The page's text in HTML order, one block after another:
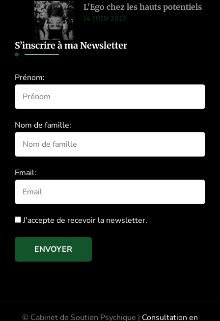
L’Ego chez les hauts potentiels
14 JUIN 2023
S’inscrire à ma Newsletter
Prénom:
Nom de famille:
Email:
J'accepte de recevoir la newsletter.
ENVOYER
© Cabinet de Soutien Psychique | Consultation en